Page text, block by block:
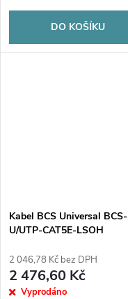
DO KOŠÍKU
Kabel BCS Universal BCS-
U/UTP-CAT5E-LSOH
2 046,78 Kč bez DPH
2 476,60 Kč
Vyprodáno